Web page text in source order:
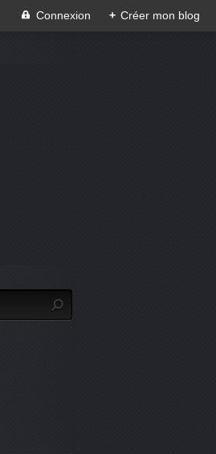
Connexion + Créer mon blog